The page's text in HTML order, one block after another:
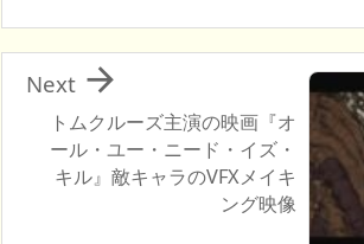
トムクルーズ主演の映画『オ
ール・ユー・ニード・イズ・
キル』敵キャラのVFXメイキ
ング映像

Next